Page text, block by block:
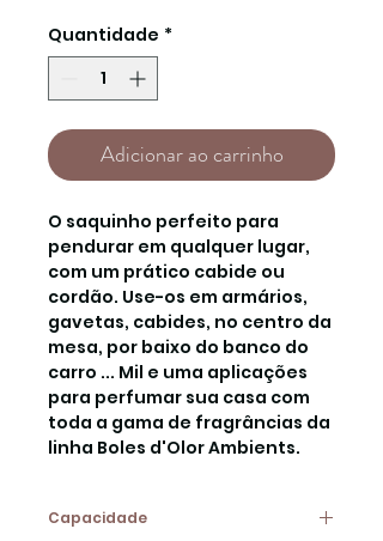
Quantidade *
Adicionar ao carrinho
O saquinho perfeito para
pendurar em qualquer lugar,
com um prático cabide ou
cordão. Use-os em armários,
gavetas, cabides, no centro da
mesa, por baixo do banco do
carro ... Mil e uma aplicações
para perfumar sua casa com
toda a gama de fragrâncias da
linha Boles d'Olor Ambients.
Capacidade